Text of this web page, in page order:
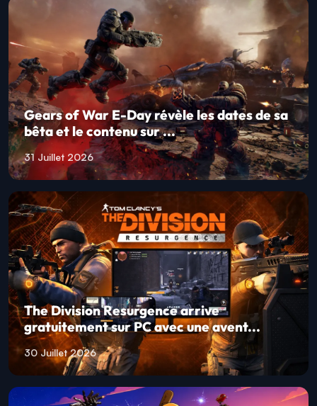
Gears of War E-Day révèle les dates de sa
bêta et le contenu sur ...
31 Juillet 2026
The Division Resurgence arrive
gratuitement sur PC avec une avent...
30 Juillet 2026